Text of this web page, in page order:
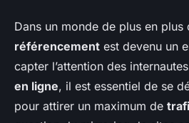
Quels sont les
mirroring de sites
référencement
en ligne ?
Dans un monde de plus en plus
référencement est devenu un
capter l’attention des
en ligne, il est essentiel de se
pour attirer un maximum de